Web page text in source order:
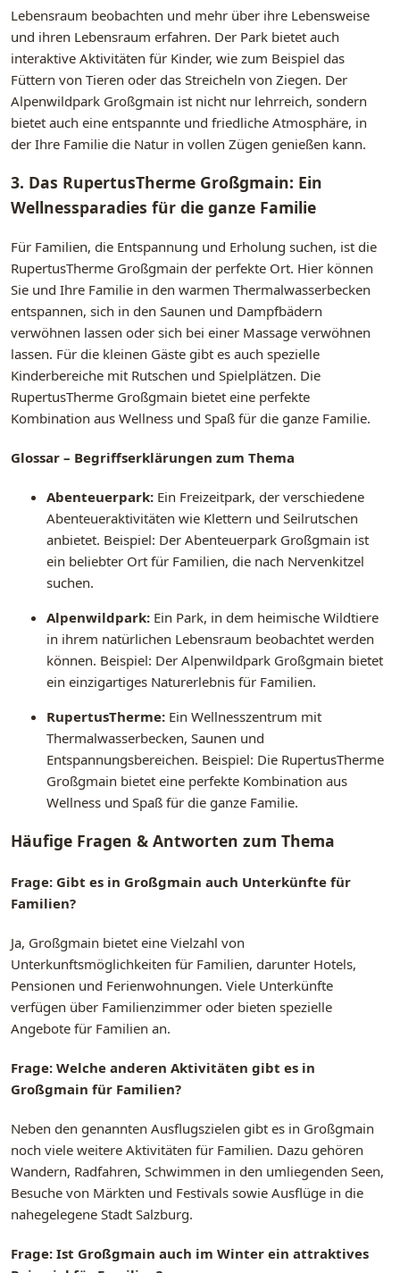
Lebensraum beobachten und mehr über ihre Lebensweise
und ihren Lebensraum erfahren. Der Park bietet auch
interaktive Aktivitäten für Kinder, wie zum Beispiel das
Füttern von Tieren oder das Streicheln von Ziegen. Der
Alpenwildpark Großgmain ist nicht nur lehrreich, sondern
bietet auch eine entspannte und friedliche Atmosphäre, in
der Ihre Familie die Natur in vollen Zügen genießen kann.
3. Das RupertusTherme Großgmain: Ein
Wellnessparadies für die ganze Familie
Für Familien, die Entspannung und Erholung suchen, ist die
RupertusTherme Großgmain der perfekte Ort. Hier können
Sie und Ihre Familie in den warmen Thermalwasserbecken
entspannen, sich in den Saunen und Dampfbädern
verwöhnen lassen oder sich bei einer Massage verwöhnen
lassen. Für die kleinen Gäste gibt es auch spezielle
Kinderbereiche mit Rutschen und Spielplätzen. Die
RupertusTherme Großgmain bietet eine perfekte
Kombination aus Wellness und Spaß für die ganze Familie.
Glossar – Begriffserklärungen zum Thema
Abenteuerpark: Ein Freizeitpark, der verschiedene
Abenteueraktivitäten wie Klettern und Seilrutschen
anbietet. Beispiel: Der Abenteuerpark Großgmain ist
ein beliebter Ort für Familien, die nach Nervenkitzel
suchen.
Alpenwildpark: Ein Park, in dem heimische Wildtiere
in ihrem natürlichen Lebensraum beobachtet werden
können. Beispiel: Der Alpenwildpark Großgmain bietet
ein einzigartiges Naturerlebnis für Familien.
RupertusTherme: Ein Wellnesszentrum mit
Thermalwasserbecken, Saunen und
Entspannungsbereichen. Beispiel: Die RupertusTherme
Großgmain bietet eine perfekte Kombination aus
Wellness und Spaß für die ganze Familie.
Häufige Fragen & Antworten zum Thema
Frage: Gibt es in Großgmain auch Unterkünfte für
Familien?
Ja, Großgmain bietet eine Vielzahl von
Unterkunftsmöglichkeiten für Familien, darunter Hotels,
Pensionen und Ferienwohnungen. Viele Unterkünfte
verfügen über Familienzimmer oder bieten spezielle
Angebote für Familien an.
Frage: Welche anderen Aktivitäten gibt es in
Großgmain für Familien?
Neben den genannten Ausflugszielen gibt es in Großgmain
noch viele weitere Aktivitäten für Familien. Dazu gehören
Wandern, Radfahren, Schwimmen in den umliegenden Seen,
Besuche von Märkten und Festivals sowie Ausflüge in die
nahegelegene Stadt Salzburg.
Frage: Ist Großgmain auch im Winter ein attraktives